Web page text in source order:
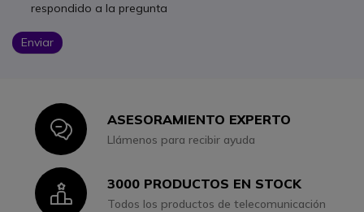
respondido a la pregunta
Enviar
IconASESORAMIENTO EXPERTO
Llámenos para recibir ayuda
Icon3000 PRODUCTOS EN STOCK
Todos los productos de telecomunicación